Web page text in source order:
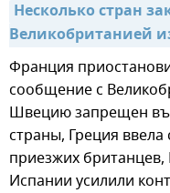
Несколько стран
Великобританией
Франция
сообщение с
Швецию запрещен
страны, Греция
приезжих
Испании усилили